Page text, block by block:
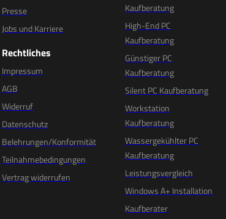
Presse
Jobs und Karriere
Rechtliches
Impressum
AGB
Widerruf
Datenschutz
Belehrungen/Konformität
Teilnahmebedingungen
Vertrag widerrufen
Kaufberatung
High-End PC
Kaufberatung
Günstiger PC
Kaufberatung
Silent PC Kaufberatung
Workstation
Kaufberatung
Wassergekühlter PC
Kaufberatung
Leistungsvergleich
Windows A+ Installation
Kaufberater